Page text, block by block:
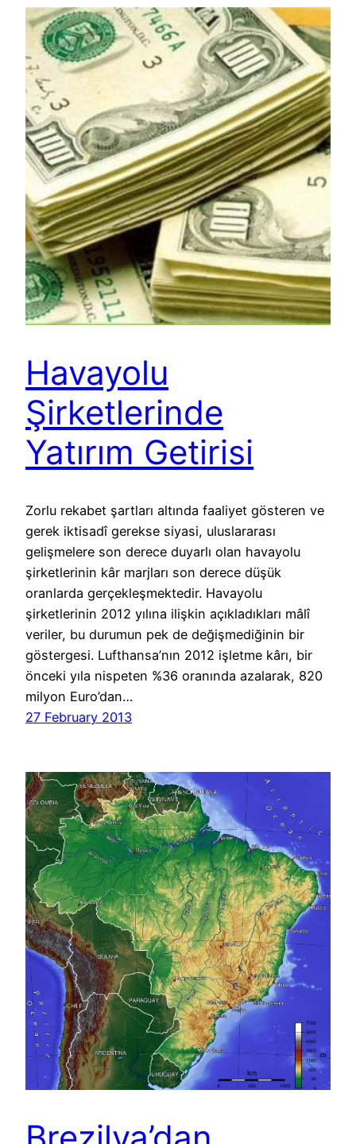
Havayolu
Şirketlerinde
Yatırım Getirisi
Zorlu rekabet şartları altında faaliyet gösteren ve
gerek iktisadî gerekse siyasi, uluslararası
gelişmelere son derece duyarlı olan havayolu
şirketlerinin kâr marjları son derece düşük
oranlarda gerçekleşmektedir. Havayolu
şirketlerinin 2012 yılına ilişkin açıkladıkları mâlî
veriler, bu durumun pek de değişmediğinin bir
göstergesi. Lufthansa’nın 2012 işletme kârı, bir
önceki yıla nispeten %36 oranında azalarak, 820
milyon Euro’dan…
27 February 2013